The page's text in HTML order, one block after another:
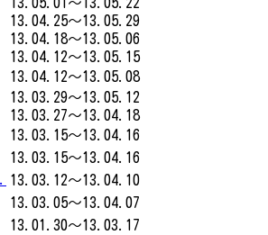
13.04.25～13.05.29
13.04.18～13.05.06
13.04.12～13.05.15
13.04.12～13.05.08
13.03.29～13.05.12
13.03.27～13.04.18
13.03.15～13.04.16
13.03.15～13.04.16
13.03.12～13.04.10
13.03.05～13.04.07
13.01.30～13.03.17